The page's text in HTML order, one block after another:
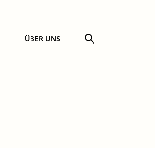
ÜBER UNS